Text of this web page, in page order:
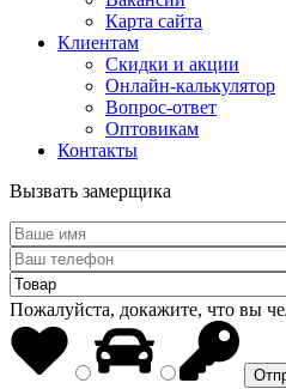
Карта сайта
Клиентам
Скидки и акции
Онлайн-калькулятор
Вопрос-ответ
Оптовикам
Контакты
Вызвать замерщика
Пожалуйста, докажите, что вы